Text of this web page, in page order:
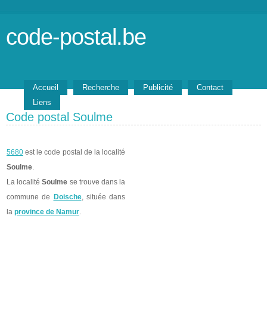
code-postal.be
Accueil Recherche Publicité
Contact
Liens
Code postal Soulme
5680 est le code postal de la localité
Soulme.
La localitéSoulme se trouve dans la
commune de
Doische, située dans
la province de Namur.